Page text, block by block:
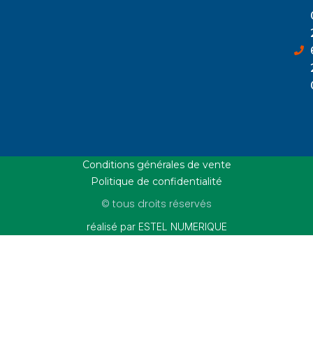
Conditions générales de vente
Politique de confidentialité
© tous droits réservés
réalisé par ESTEL NUMERIQUE